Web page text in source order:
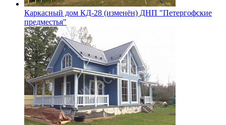
Каркасный дом КД-28 (изменён) ДНП "Петергофские
предместья"